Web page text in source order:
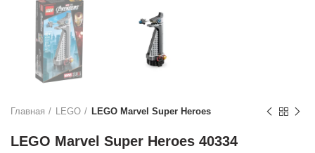
Главная LEGO LEGO Marvel Super Heroes
LEGO Marvel Super Heroes 40334